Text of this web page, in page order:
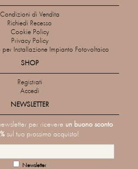
Condizioni di Vendita
Richiedi Recesso
Cookie Policy
Privacy Policy
per Installazione Impianto Fotovoltaico
SHOP
Registrati
Accedi
NEWSLETTER
per ricevere un buono sconto
sul tuo prossimo acquisto!
Newsletter